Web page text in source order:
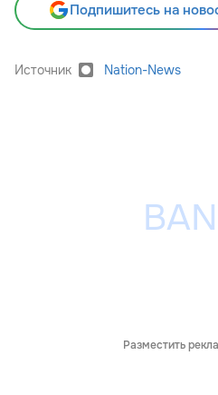
Подпишитесь на
Источник Nation-News
Разместить